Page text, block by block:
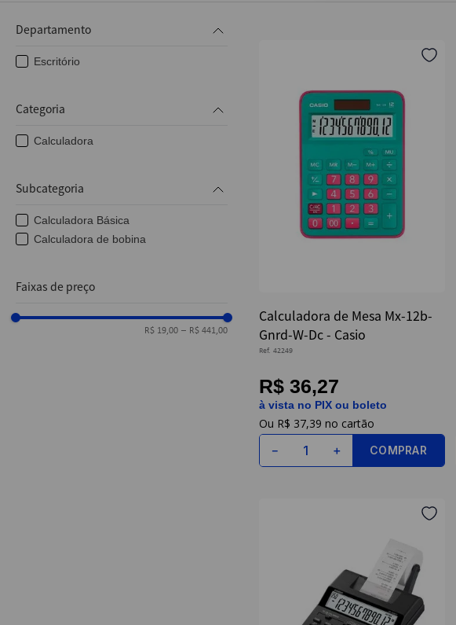
Departamento
Escritório
Categoria
Calculadora
Subcategoria
Calculadora Básica
Calculadora de bobina
Faixas de preço
R$ 19,00 – R$ 441,00
Calculadora de Mesa Mx-12b-
Gnrd-W-Dc - Casio
Ref. 42249
R$ 36,27
à vista no PIX ou boleto
R$ 37,39
＋
－ COMPRAR